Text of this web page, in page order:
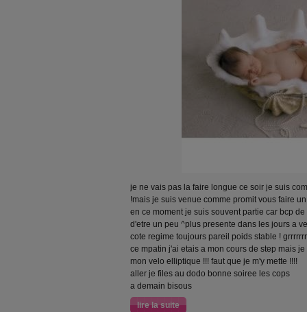
je ne vais pas la faire longue ce soir je suis
!mais je suis venue comme promit vous faire
en ce moment je suis souvent partie car bcp
d'etre un peu ^plus presente dans les jours a
cote regime toujours pareil poids stable !
ce mpatin j'ai etais a mon cours de step mais
mon velo elliptique !!! faut que je m'y mette !!!!
aller je files au dodo bonne soiree les cops
a demain bisous
lire la suite